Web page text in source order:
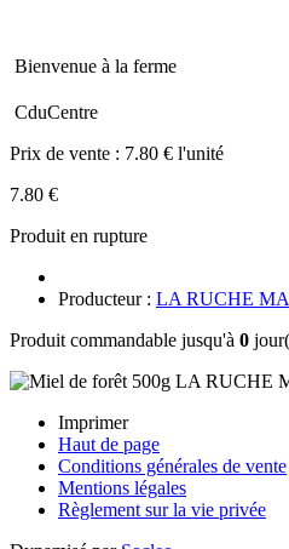
Bienvenue à la ferme
CduCentre
Prix de vente : 7.80 € l'unité
7.80 €
Produit en rupture
Producteur : LA RUCHE
Produit commandable jusqu'à 0
Imprimer
Haut de page
Conditions générales de vente
Mentions légales
Règlement sur la vie privée